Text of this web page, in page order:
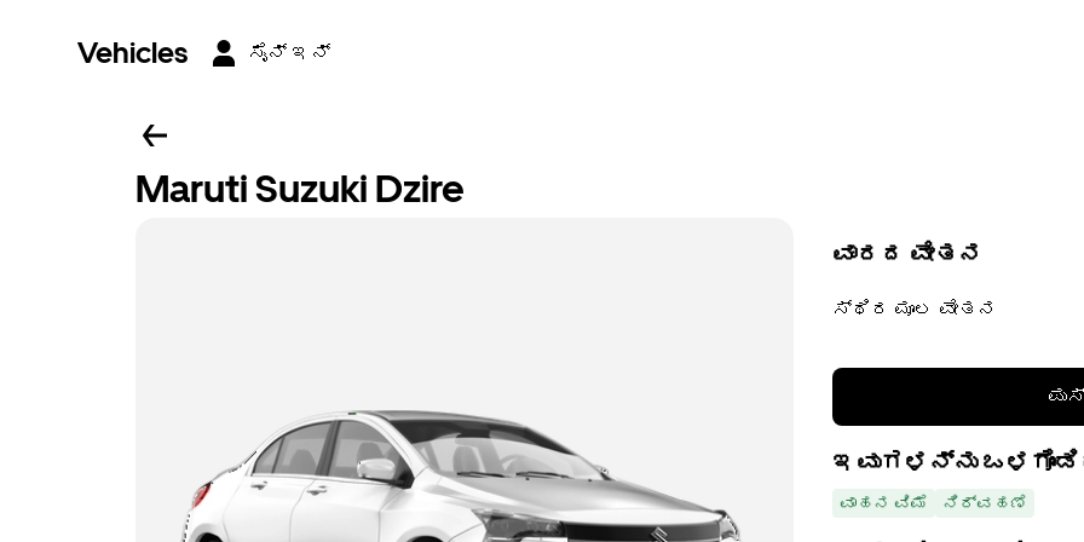
Vehicles ಸೈನ್ ಇನ್
Maruti Suzuki Dzire
ವಾರದ ವೇತನ
ಸ್ಥಿರ ಮೂಲ ವೇತನ
ಇವುಗಳನ್ನು
ವಾಹನ ವಿಮೆ ನಿರ್ವಹಣೆ